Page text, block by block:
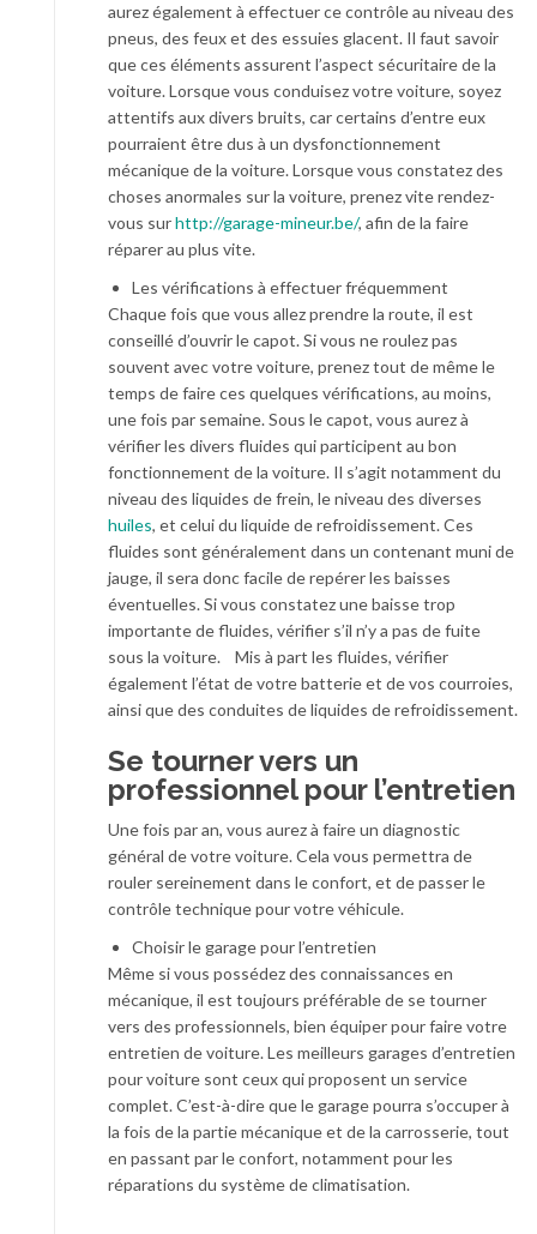
aurez également à effectuer ce contrôle au niveau des
pneus, des feux et des essuies glacent. Il faut savoir
que ces éléments assurent l’aspect sécuritaire de la
voiture. Lorsque vous conduisez votre voiture, soyez
attentifs aux divers bruits, car certains d’entre eux
pourraient être dus à un dysfonctionnement
mécanique de la voiture. Lorsque vous constatez des
choses anormales sur la voiture, prenez vite rendez-
vous surhttp://garage-mineur.be/, afin de la faire
réparer au plus vite.
Les vérifications à effectuer fréquemment
Chaque fois que vous allez prendre la route, il est
conseillé d’ouvrir le capot. Si vous ne roulez pas
souvent avec votre voiture, prenez tout de même le
temps de faire ces quelques vérifications, au moins,
une fois par semaine. Sous le capot, vous aurez à
vérifier les divers fluides qui participent au bon
fonctionnement de la voiture. Il s’agit notamment du
niveau des liquides de frein, le niveau des diverses
huiles, et celui du liquide de refroidissement. Ces
fluides sont généralement dans un contenant muni de
jauge, il sera donc facile de repérer les baisses
éventuelles. Si vous constatez une baisse trop
importante de fluides, vérifier s’il n’y a pas de fuite
sous la voiture. Mis à part les fluides, vérifier
également l’état de votre batterie et de vos courroies,
ainsi que des conduites de liquides de refroidissement.
Se tourner vers un
professionnel pour l’entretien
Une fois par an, vous aurez à faire un diagnostic
général de votre voiture. Cela vous permettra de
rouler sereinement dans le confort, et de passer le
contrôle technique pour votre véhicule.
Choisir le garage pour l’entretien
Même si vous possédez des connaissances en
mécanique, il est toujours préférable de se tourner
vers des professionnels, bien équiper pour faire votre
entretien de voiture. Les meilleurs garages d’entretien
pour voiture sont ceux qui proposent un service
complet. C’est-à-dire que le garage pourra s’occuper à
la fois de la partie mécanique et de la carrosserie, tout
en passant par le confort, notamment pour les
réparations du système de climatisation.